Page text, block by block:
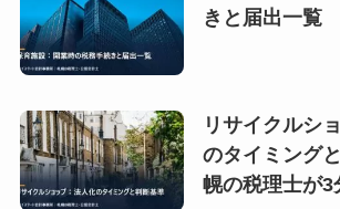
きと届出一覧
リサイクルシ
のタイミング
幌の税理士が3